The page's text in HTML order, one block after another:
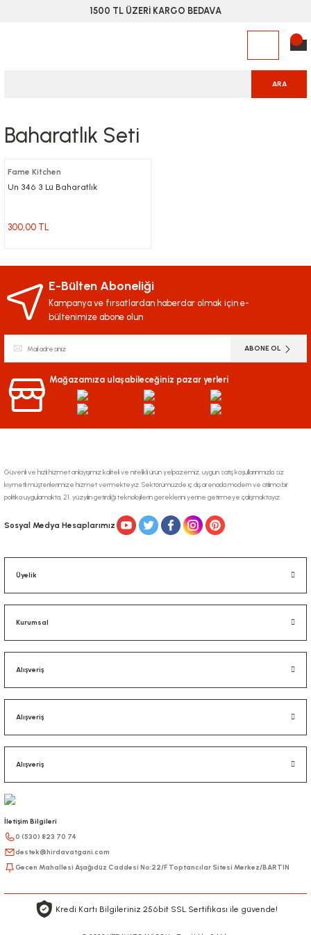
1500 TL ÜZERİ KARGO BEDAVA
ARA
Baharatlık Seti
Fame Kitchen
Un 346 3 Lü Baharatlık
300,00 TL
E-Bülten Aboneliği
Kampanya ve fırsatlardan haberdar olmak için e-
bültenimize abone olun
ABONE OL
Mağazamıza ulaşabileceğiniz pazar yerleri
Güvenli ve hızlı hizmet anlayışımız kaliteli ve nitelikli ürün yelpazemiz, uygun satış koşullarınmızla siz
kıymetli müşterilerimize hizmet vermekteyiz. Sektörümüzde iç dış arenada modern ve atılımcı bir
politika uygulamakta, 21. yüzyılın getirdiği teknolojilerin gereklerini yerine getirmeye çalışmaktayız.
Sosyal Medya Hesaplarımız
Üyelik
Kurumsal
Alışveriş
Alışveriş
Alışveriş
İletişim Bilgileri
0 (530) 823 70 74
destek@hirdavatgani.com
Gecen Mahallesi Aşağıdüz Caddesi No:22/F Toptancılar Sitesi Merkez/BARTIN
Kredi Kartı Bilgileriniz 256bit SSL Sertifikası ile güvende!